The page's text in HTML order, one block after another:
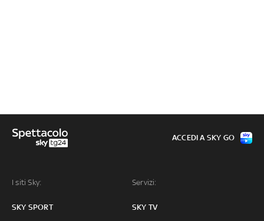
I siti Sky:
SKY SPORT
Servizi:
SKY TV
ACCEDI A SKY GO